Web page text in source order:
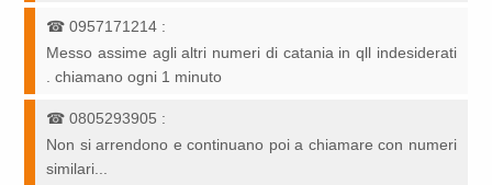
☎0957171214 :
Messo assime agli altri numeri di catania in qll indesiderati
. chiamano ogni 1 minuto
☎0805293905 :
Non si arrendono e continuano poi a chiamare con numeri
similari...